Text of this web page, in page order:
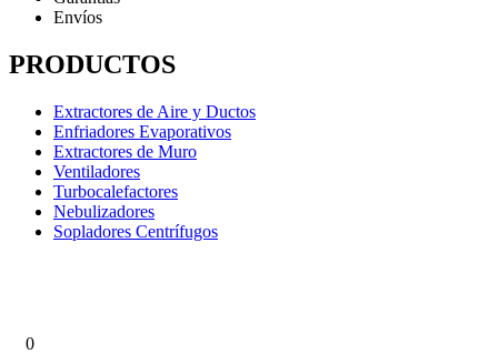
Envíos
PRODUCTOS
Extractores de Aire y Ductos
Enfriadores Evaporativos
Extractores de Muro
Ventiladores
Turbocalefactores
Nebulizadores
Sopladores Centrífugos
0